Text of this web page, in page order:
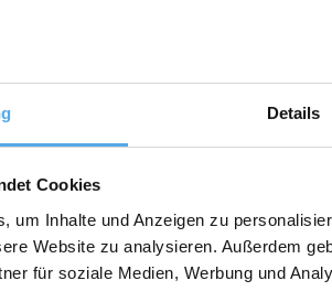
Details
Cookies
um Inhalte und Anzeigen zu
Website zu analysieren. Außerdem
für soziale Medien, Werbung und